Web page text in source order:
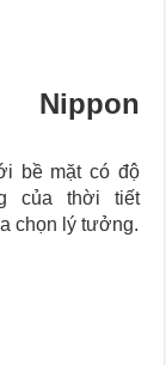
bề mặt có độ
của thời tiết
chọn lý tưởng.